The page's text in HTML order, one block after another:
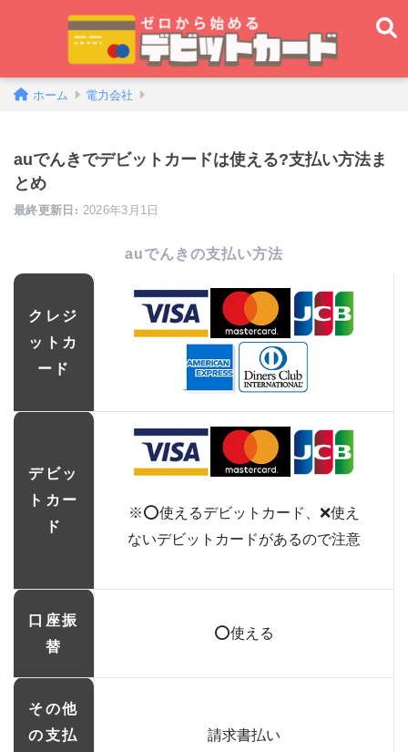
ホーム 電力会社
auでんきでデビットカードは使える?支払い方法ま
とめ
2026年3月1日
auでんきの支払い方法
クレジ
ットカ
ード
デビッ
トカー
ド
※⭕使えるデビットカード、❌使え
ないデビットカードがあるので注意
口座振
替
⭕使える
その他
の支払
請求書払い